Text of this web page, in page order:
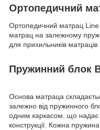
Ортопедичний
Ортопедичний матрац
матрац на залежному
для прихильників матраців
Пружинний блок
Основа матраца
залежно від пружинного
одним каркасом, що надає
конструкції. Кожна